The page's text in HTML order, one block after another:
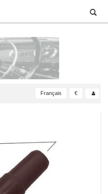
Français €